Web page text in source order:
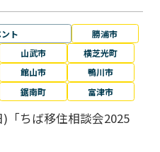
ト
勝浦市
山武市
横芝光町
館山市
鴨川市
鋸南町 富津市
)「ちば移住相談会2025